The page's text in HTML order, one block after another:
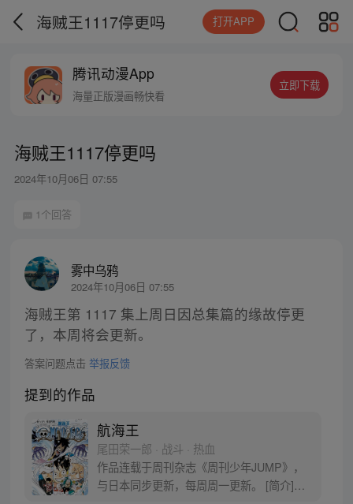
海贼王1117停更吗 打开APP
腾讯动漫App
海量正版漫画畅快看
立即下载
海贼王1117停更吗
2024年10月06日 07:55
1个回答
雾中乌鸦
2024年10月06日 07:55
海贼王第 1117 集上周日因总集篇的缘故停更
了，本周将会更新。
答案问题点击 举报反馈
提到的作品
航海王
尾田荣一郎 · 战斗 · 热血
作品连载于周刊杂志《周刊少年JUMP》，
与日本同步更新，每周周一更新。 [简介]有